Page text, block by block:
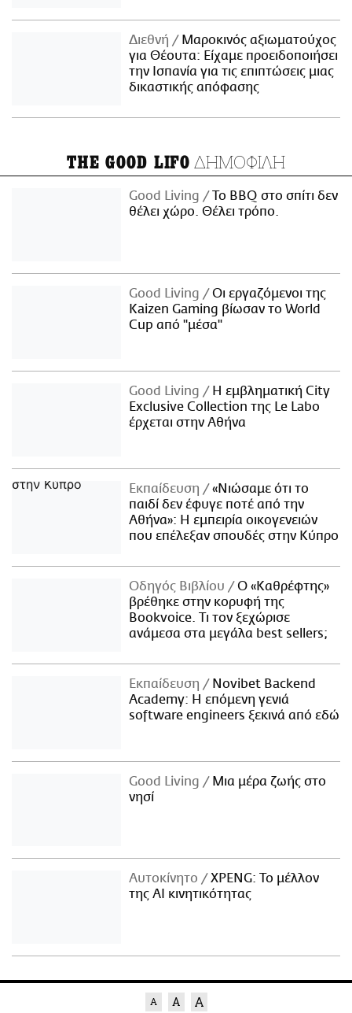
Διεθνή
Μαροκινός αξιωματούχος
για Θέουτα: Είχαμε προειδοποιήσει
την Ισπανία για τις επιπτώσεις μιας
δικαστικής απόφασης
THE GOOD LIFO ΔΗΜΟΦΙΛΗ
Good Living
Το BBQ στο σπίτι δεν
θέλει χώρο. Θέλει τρόπο.
Good Living
Οι εργαζόμενοι της
Kaizen Gaming βίωσαν το World
Cup από "μέσα"
Good Living
Η εμβληματική City
Exclusive Collection της Le Labo
έρχεται στην Αθήνα
Εκπαίδευση
«Νιώσαμε ότι το
παιδί δεν έφυγε ποτέ από την
Αθήνα»: Η εμπειρία οικογενειών
που επέλεξαν σπουδές στην Κύπρο
Οδηγός Βιβλίου
Ο «Καθρέφτης»
βρέθηκε στην κορυφή της
Bookvoice. Τι τον ξεχώρισε
ανάμεσα στα μεγάλα best sellers;
Εκπαίδευση
Novibet Backend
Academy: Η επόμενη γενιά
software engineers ξεκινά από εδώ
Good Living
Μια μέρα ζωής στο
νησί
Αυτοκίνητο
XPENG: Το μέλλον
της AI κινητικότητας